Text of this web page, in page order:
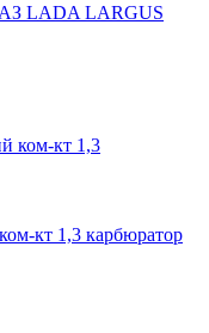
LADA LARGUS
кт 1,3 карбюратор